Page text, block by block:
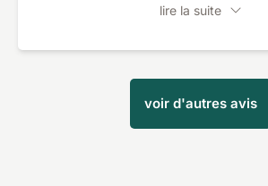
lire la suite
voir d'autres avis